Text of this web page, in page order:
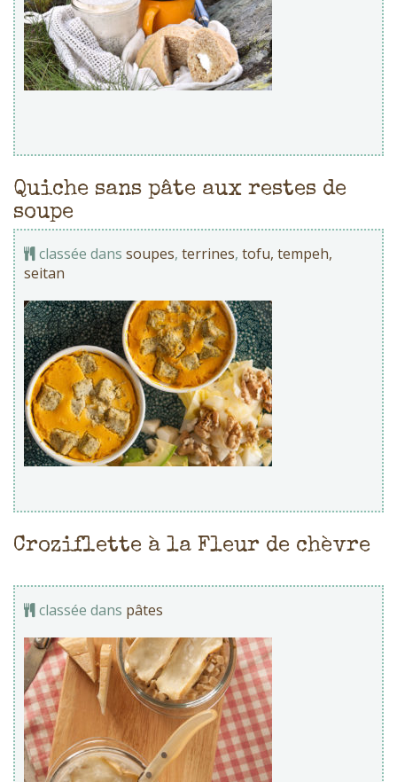
Quiche sans pâte aux restes de
soupe
classée dans soupes, terrines, tofu, tempeh,
seitan
Croziflette à la Fleur de chèvre
classée dans pâtes